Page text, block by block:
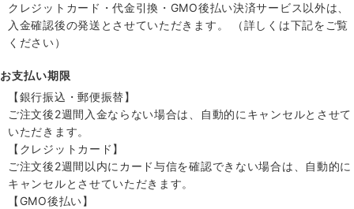
クレジットカード・代金引換・GMO後払い決済サービス以外は、
入金確認後の発送とさせていただきます。 （詳しくは下記をご覧
ください）
お支払い期限
【銀行振込・郵便振替】
ご注文後2週間入金ならない場合は、自動的にキャンセルとさせて
いただきます。
【クレジットカード】
ご注文後2週間以内にカード与信を確認できない場合は、自動的に
キャンセルとさせていただきます。
【GMO後払い】